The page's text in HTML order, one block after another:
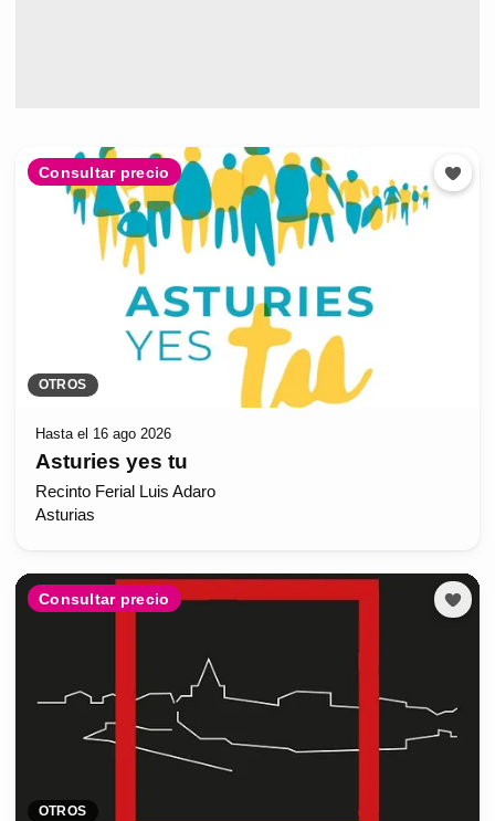
Consultar precio
OTROS
Hasta el 16 ago 2026
Asturies yes tu
Recinto Ferial Luis Adaro
Asturias
Consultar precio
OTROS